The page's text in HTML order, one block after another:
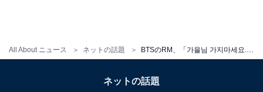
All About ニュース ネットの話題
ネットの話題